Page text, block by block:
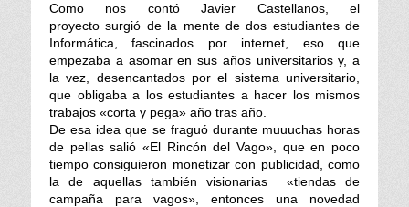
Como nos contó Javier Castellanos, el
proyecto surgió de la mente de dos estudiantes de
Informática, fascinados por internet, eso que
empezaba a asomar en sus años universitarios y, a
la vez, desencantados por el sistema universitario,
que obligaba a los estudiantes a hacer los mismos
trabajos «corta y pega» año tras año.
De esa idea que se fraguó durante muuuchas horas
de pellas salió «El Rincón del Vago», que en poco
tiempo consiguieron monetizar con publicidad, como
la de aquellas también visionarias «tiendas de
campaña para vagos», entonces una novedad